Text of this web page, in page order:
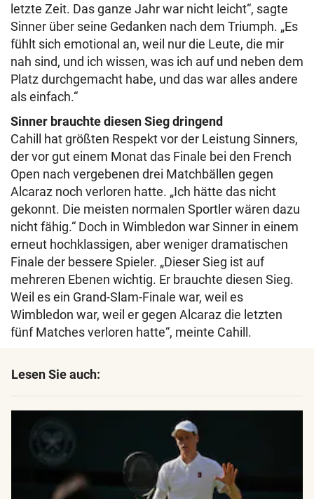
letzte Zeit. Das ganze Jahr war nicht leicht“, sagte
Sinner über seine Gedanken nach dem Triumph. „Es
fühlt sich emotional an, weil nur die Leute, die mir
nah sind, und ich wissen, was ich auf und neben dem
Platz durchgemacht habe, und das war alles andere
als einfach.“
Sinner brauchte diesen Sieg dringend
Cahill hat größten Respekt vor der Leistung Sinners,
der vor gut einem Monat das Finale bei den French
Open nach vergebenen drei Matchbällen gegen
Alcaraz noch verloren hatte. „Ich hätte das nicht
gekonnt. Die meisten normalen Sportler wären dazu
nicht fähig.“ Doch in Wimbledon war Sinner in einem
erneut hochklassigen, aber weniger dramatischen
Finale der bessere Spieler. „Dieser Sieg ist auf
mehreren Ebenen wichtig. Er brauchte diesen Sieg.
Weil es ein Grand-Slam-Finale war, weil es
Wimbledon war, weil er gegen Alcaraz die letzten
fünf Matches verloren hatte“, meinte Cahill.
Lesen Sie auch: